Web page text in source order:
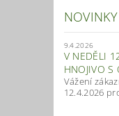
NOVINKY
9.4.2026
V NEDĚLI
HNOJIVO S
Vážení
12.4.2026